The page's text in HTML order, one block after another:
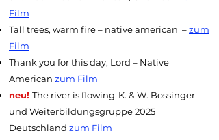
Film
Tall trees, warm fire – native american –zum
Film
Thank you for this day, Lord – Native
American zum Film
neu! The river is flowing-K. & W. Bossinger
und Weiterbildungsgruppe 2025
Deutschland zum Film